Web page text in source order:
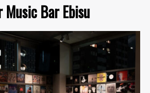
Bar Ebisu